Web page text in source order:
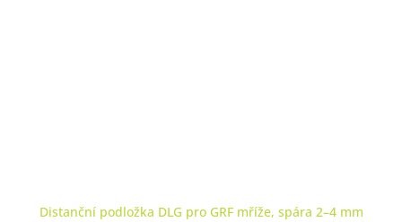
Distanční podložka DLG pro GRF mříže, spára 2–4 mm